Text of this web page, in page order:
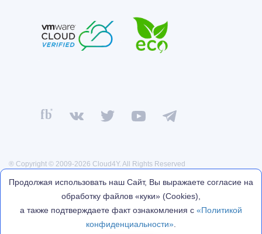
® Copyright © 2009-2026 Cloud4Y. All Rights Reserved
Политика конфиденциальности
Политика обработки персональных данных
Продолжая использовать наш Сайт, Вы выражаете согласие на
обработку файлов «куки» (Cookies),
а также подтверждаете факт ознакомления с «Политикой
конфиденциальности»